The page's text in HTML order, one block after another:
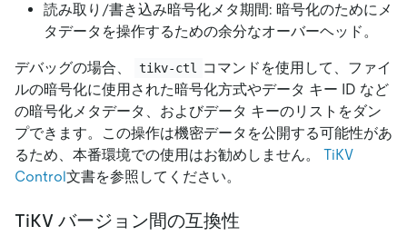
読み取り/書き込み暗号化メタ期間: 暗号化のためにメ
タデータを操作するための余分なオーバーヘッド。
デバッグの場合、 tikv-ctl
コマンドを使用して、ファイ
ルの暗号化に使用された暗号化方式やデータ キー ID など
の暗号化メタデータ、およびデータ キーのリストをダン
プできます。この操作は機密データを公開する可能性があ
るため、本番環境での使用はお勧めしません。 TiKV
Control文書を参照してください。
TiKV バージョン間の互換性